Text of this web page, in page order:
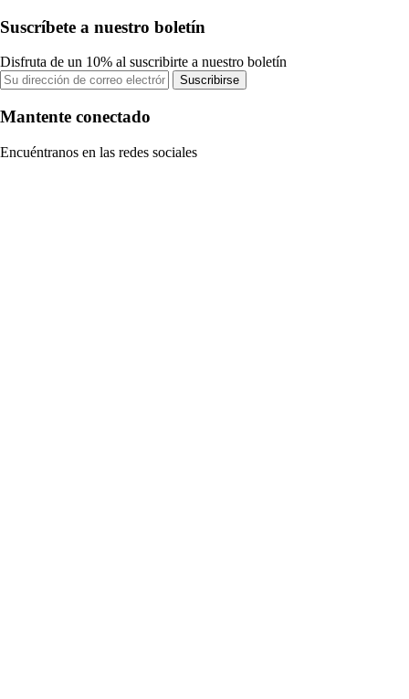
Suscríbete a nuestro boletín
Disfruta de un 10% al suscribirte a nuestro boletín
Suscribirse
Mantente conectado
Encuéntranos en las redes sociales